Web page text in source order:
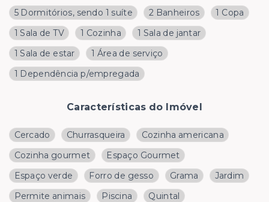
5 Dormitórios, sendo 1 suíte 2 Banheiros
1 Copa
1 Sala de TV
1 Cozinha
1 Sala de jantar
1 Sala de estar
1 Área de serviço
1 Dependência p/empregada
Características do Imóvel
Cercado Churrasqueira
Cozinha americana
Cozinha gourmet
Espaço Gourmet
Espaço verde
Forro de gesso Grama
Jardim
Permite animais
Piscina
Quintal